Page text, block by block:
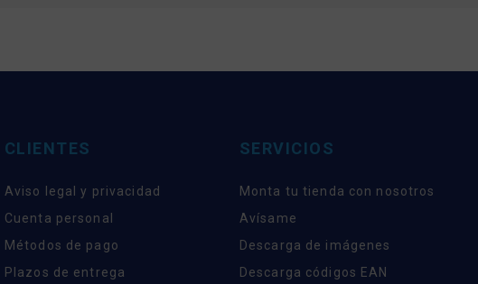
CLIENTES
Aviso legal y privacidad
Cuenta personal
Métodos de pago
Plazos de entrega
SERVICIOS
Monta tu tienda con nosotros
Avísame
Descarga de imágenes
Descarga códigos EAN